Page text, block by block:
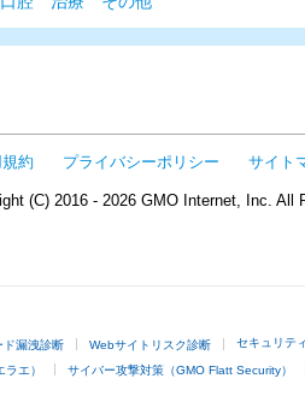
約 プライバシーポリシー サイト
(C) 2016 - 2026 GMO Internet, Inc. All
ド漏洩診断 Webサイトリスク診断 セキュリテ
エ） サイバー攻撃対策（GMO Flatt Security）